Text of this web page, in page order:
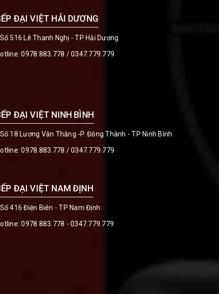
ĐẠI VIỆT HẢI DƯƠNG
516 Lê Thanh Nghị - TP Hải Dương
0978.883.778 /0347.779.779
ĐẠI VIỆT NINH BÌNH
18 Lương Văn Thăng -P. Đông Thành - TP Ninh Bình
0978.883.778 /0347.779.779
ĐẠI VIỆT NAM ĐỊNH
416 Điện Biên - TP Nam Định
0978.883.778 - 0347.779.779